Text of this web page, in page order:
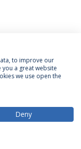
& Condições
to improve our
a great website
we use open the
Deny